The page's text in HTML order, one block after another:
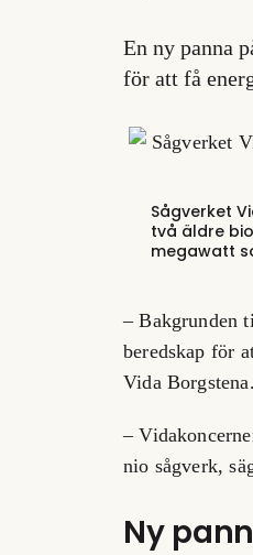
En ny panna
för att få
Sågverket
två äldre
megawatt
– Bakgrunden
beredskap för
Vida Borgstena.
–
nio sågverk,
Ny